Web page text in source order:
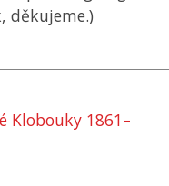
děkujeme.)
Klobouky 1861–